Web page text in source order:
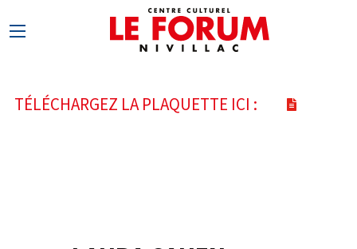
TÉLÉCHARGEZ LA PLAQUETTE ICI :